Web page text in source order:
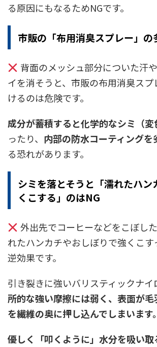
る原因にもなるためNGです。
市販の「布用消臭スプレー」の
背面のメッシュ部分についた汗
イを消そうと、市販の布用消臭ス
けるのは危険です。
成分が蓄積すると化学的なシミ（
ったり、 内部の防水コーティングを
る恐れがあります。
シミを落とそうと「濡れたハン
くこする」のはNG
外出先でコーヒーなどをこぼし
れたハンカチやおしぼりで強くこす
逆効果です。
引き裂きに強いバリスティックナイ
所的な強い摩擦には弱く、表面が
を繊維の奥に押し込んでしまいます。
優しく「叩くように」水分を吸い取